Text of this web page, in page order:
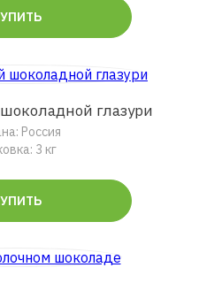
глазури
Россия
3 кг